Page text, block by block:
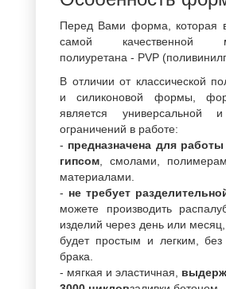
Перед Вами форма, которая
самой качественной
полиуретана - PVP
В отличии от классической
и силиконовой формы,
является
ограничений в работе:
- предназначена для
гипсом , смолами,
материалами.
- не требует
можете производить
изделий через день или
будет простым и легким,
брака.
- мягкая и эластичная,